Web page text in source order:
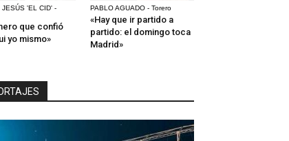
JESÚS 'EL CID' -
que confió
yo mismo»
PABLO AGUADO - Torero
«Hay que ir partido a
partido: el domingo toca
Madrid»